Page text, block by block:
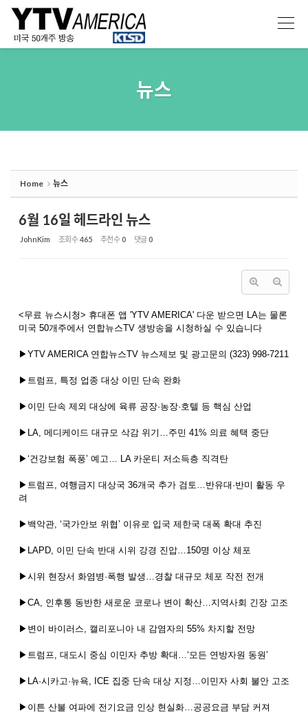
뉴스
Home 뉴스
6월 16일 헤드라인 뉴스
JohnKim 조회 수465 추천 수0 댓글0
<무료 뉴스시청> 휴대폰 앱 'YTV AMERICA' 다운 받으면 LA는 물론
미국 50개주에서 연합뉴스TV 생방송을 시청하실 수 있습니다
▶YTV AMERICA 연합뉴스TV 뉴스제보 및 광고문의 (323) 998-7211
▶트럼프, 특정 업종 대상 이민 단속 완화
▶이민 단속 제외 대상에 육류 공장·농장·호텔 등 핵심 산업
▶LA, 메디케이드 대규모 삭감 위기…주민 41% 의료 혜택 중단
▶‘건강보험 폭풍’ 예고… LA 카운티 저소득층 직격탄
▶트럼프, 여행금지 대상국 36개국 추가 검토…반유대·반미 활동 우
려
▶백악관, ‘국가안보 위협’ 이유로 입국 제한국 대폭 확대 추진
▶LAPD, 이민 단속 반대 시위 강경 진압…150명 이상 체포
▶시위 현장서 화염병·폭행 발생…경찰 대규모 체포 작전 전개
▶CA, 인후통 동반한 새로운 코로나 변이 확산…지역사회 긴장 고조
▶변이 바이러스, 캘리포니아 내 감염자의 55% 차지할 전망
▶트럼프, 대도시 중심 이민자 추방 확대…‘모든 연방자원 동원’
▶LA·시카고·뉴욕, ICE 집중 단속 대상 지정…이민자 사회 불안 고조
▶이튼 산불 여파에 전기요금 인상 현실화…공공요금 부담 커져